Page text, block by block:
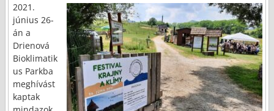
2021.
június 26-
án a
Drienová
Bioklimatik
us Parkba
meghívást
kaptak